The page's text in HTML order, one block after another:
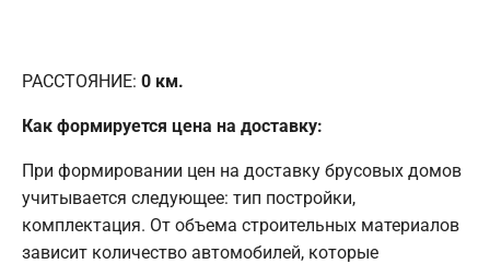
РАССТОЯНИЕ: 0 км.
Как формируется цена на доставку:
При формировании цен на доставку брусовых домов
учитывается следующее: тип постройки,
комплектация. От объема строительных материалов
зависит количество автомобилей, которые